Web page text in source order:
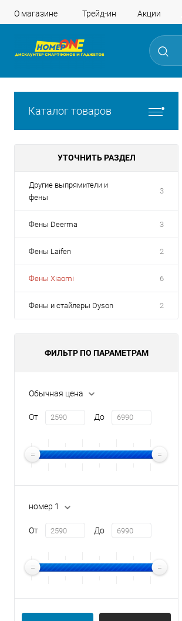
О магазине Трейд-ин Акции
Каталог товаров
УТОЧНИТЬ РАЗДЕЛ
Другие выпрямители и
фены
3
Фены Deerma 3
Фены Laifen 2
Фены Xiaomi 6
Фены и стайлеры Dyson 2
ФИЛЬТР ПО ПАРАМЕТРАМ
Обычная цена
От До
номер 1
От До